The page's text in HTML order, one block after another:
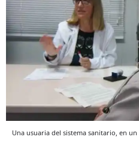
Una usuaria del sistema sanitario, en